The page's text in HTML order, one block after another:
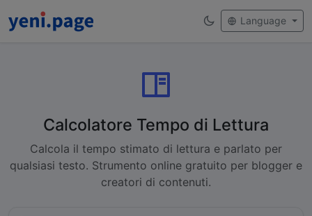
Language
Calcolatore Tempo di Lettura
Calcola il tempo stimato di lettura e parlato per
qualsiasi testo. Strumento online gratuito per blogger e
creatori di contenuti.